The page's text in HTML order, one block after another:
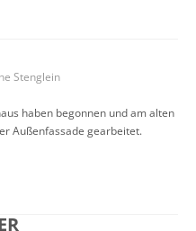
Stenglein
haben begonnen und am alten
Außenfassade gearbeitet.